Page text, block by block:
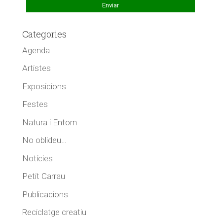
Categories
Agenda
Artistes
Exposicions
Festes
Natura i Entorn
No oblideu…
Notícies
Petit Carrau
Publicacions
Reciclatge creatiu